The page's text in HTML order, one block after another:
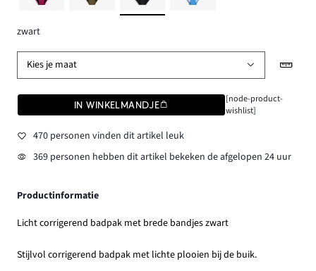
zwart
Kies je maat
IN WINKELMANDJE
[node-product-
wishlist]
470 personen vinden dit artikel leuk
369 personen hebben dit artikel bekeken de afgelopen 24 uur
Productinformatie
Licht corrigerend badpak met brede bandjes zwart
Stijlvol corrigerend badpak met lichte plooien bij de buik.